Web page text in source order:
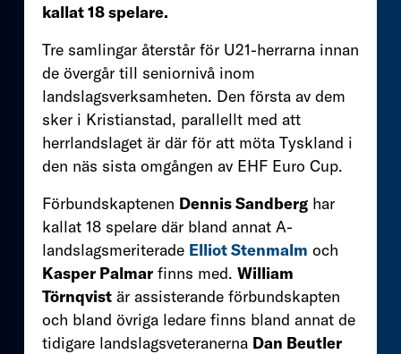
kallat 18 spelare.
Tre samlingar återstår för U21-herrarna innan
de övergår till seniornivå inom
landslagsverksamheten. Den första av dem
sker i Kristianstad, parallellt med att
herrlandslaget är där för att möta Tyskland i
den näs sista omgången av EHF Euro Cup.
Förbundskaptenen Dennis Sandberg har
kallat 18 spelare där bland annat A-
landslagsmeriterade Elliot Stenmalm och
Kasper Palmar finns med. William
Törnqvist är assisterande förbundskapten
och bland övriga ledare finns bland annat de
tidigare landslagsveteranerna Dan Beutler